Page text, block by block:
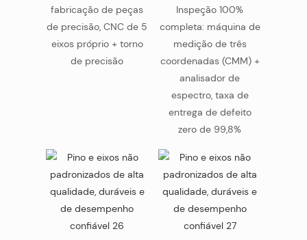
fabricação de peças
de precisão, CNC de 5
eixos próprio + torno
de precisão
Inspeção 100%
completa: máquina de
medição de três
coordenadas (CMM) +
analisador de
espectro, taxa de
entrega de defeito
zero de 99,8%